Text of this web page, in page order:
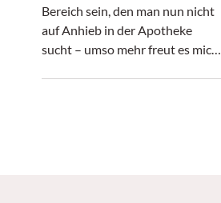
Bereich sein, den man nun nicht
auf Anhieb in der Apotheke
sucht – umso mehr freut es mich,